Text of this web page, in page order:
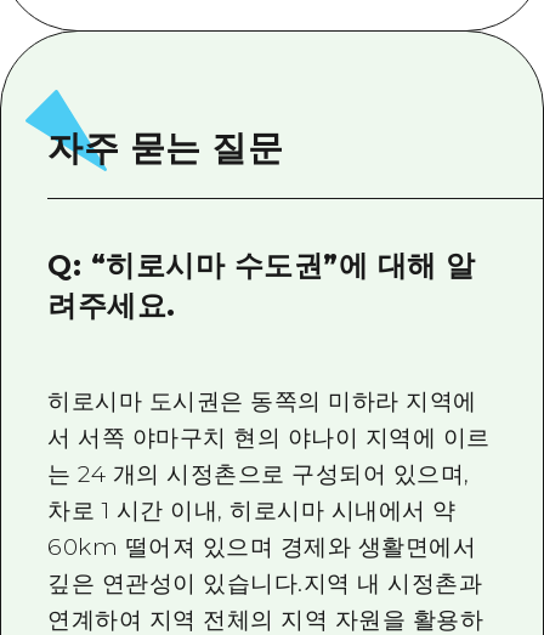
역사/문화
치유
당일치기
1박 2일
2박 3일
야마구치(山口)현 동부
시마네(島根)현
수하물 보관 및 배송 서비스
HIROSHIMA FREE Wi-Fi
외국인 여행자용 거리 관광안내소
자원봉사 가이드
자주 묻는 질문
사진 다운로드
재해가 발생했을 때의 교통 정보
관광 안내 책자
자주 묻는 질문
Q: “히로시마 수도권”에 대해 알
려주세요.
히로시마 도시권은 동쪽의 미하라 지역에
서 서쪽 야마구치 현의 야나이 지역에 이르
는 24 개의 시정촌으로 구성되어 있으며,
차로 1 시간 이내, 히로시마 시내에서 약
60km 떨어져 있으며 경제와 생활면에서
깊은 연관성이 있습니다.지역 내 시정촌과
연계하여 지역 전체의 지역 자원을 활용하